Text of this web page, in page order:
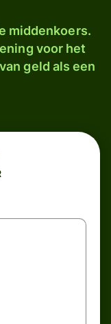
middenkoers.
voor het
geld als een